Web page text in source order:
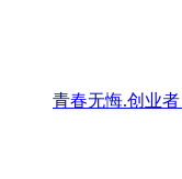
共1页